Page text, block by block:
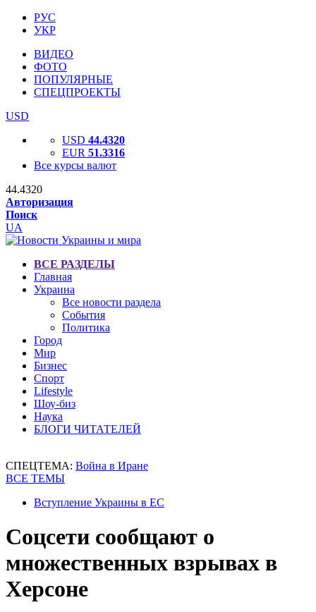
РУС
УКР
ВИДЕО
ФОТО
ПОПУЛЯРНЫЕ
СПЕЦПРОЕКТЫ
USD
USD 44.4320
EUR 51.3316
Все курсы валют
44.4320
Авторизация
Поиск
UA
ВСЕ РАЗДЕЛЫ
Главная
Украина
Все новости раздела
События
Политика
Город
Мир
Бизнес
Спорт
Lifestyle
Шоу-биз
Наука
БЛОГИ ЧИТАТЕЛЕЙ
СПЕЦТЕМА: Война в Иране
ВСЕ ТЕМЫ
Вступление Украины в ЕС
Соцсети сообщают о
множественных взрывах в
Херсоне